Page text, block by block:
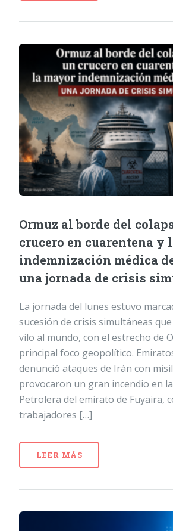
Ormuz al borde del
crucero en cuarentena y
indemnización médica
una jornada de crisis
La jornada del lunes estuvo
sucesión de crisis simultáneas
vilo al mundo, con el estrecho de
principal foco geopolítico.
denunció ataques de Irán con
provocaron un gran incendio en
Petrolera del emirato de Fuyaira,
trabajadores […]
LEER MÁS